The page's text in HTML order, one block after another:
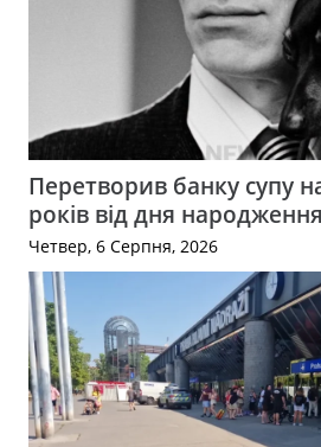
Перетворив банку супу
років від дня
Четвер, 6 Серпня, 2026